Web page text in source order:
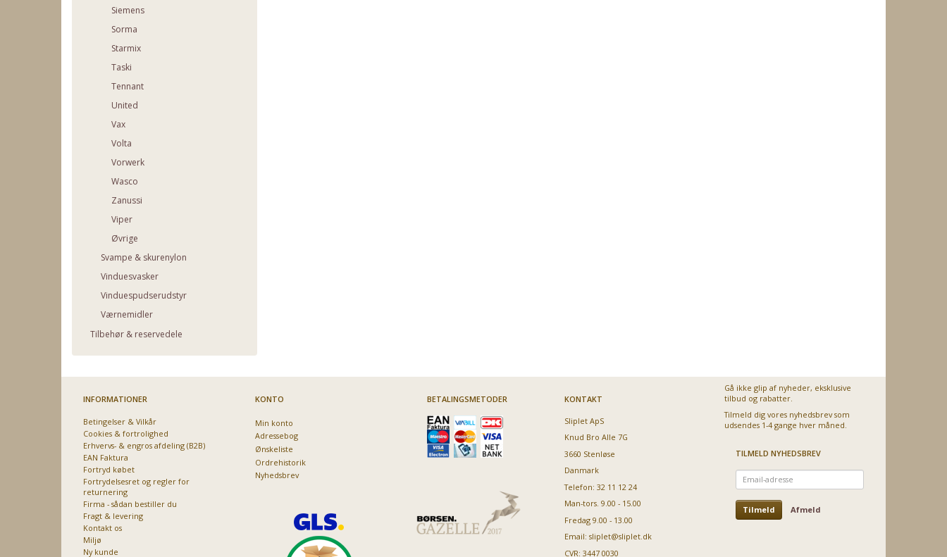
Siemens
Sorma
Starmix
Taski
Tennant
United
Vax
Volta
Vorwerk
Wasco
Zanussi
Viper
Øvrige
Svampe & skurenylon
Vinduesvasker
Vinduespudserudstyr
Værnemidler
Tilbehør & reservedele
INFORMATIONER
Betingelser & Vilkår
Cookies & fortrolighed
Erhvervs- & engros afdeling (B2B)
EAN Faktura
Fortryd købet
Fortrydelsesret og regler for
returnering
Firma - sådan bestiller du
Fragt & levering
Kontakt os
Miljø
Ny kunde
KONTO
Min konto
Adressebog
Ønskeliste
Ordrehistorik
Nyhedsbrev
BETALINGSMETODER KONTAKT
Sliplet ApS
Knud Bro Alle 7G
3660 Stenløse
Danmark
Telefon: 32 11 12 24
Man-tors. 9.00 - 15.00
Fredag 9.00 - 13.00
Email: sliplet@sliplet.dk
CVR: 3447 0030
Gå ikke glip af nyheder, eksklusive
tilbud og rabatter.
Tilmeld dig vores nyhedsbrev som
udsendes 1-4 gange hver måned.
TILMELD NYHEDSBREV
Email-
adresse
Tilmeld Afmeld